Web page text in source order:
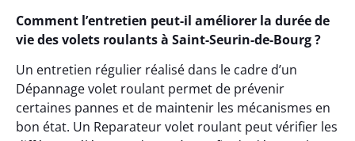
Comment l’entretien peut-il améliorer la durée de
vie des volets roulants à Saint-Seurin-de-Bourg ?
Un entretien régulier réalisé dans le cadre d’un
Dépannage volet roulant permet de prévenir
certaines pannes et de maintenir les mécanismes en
bon état. Un Reparateur volet roulant peut vérifier les